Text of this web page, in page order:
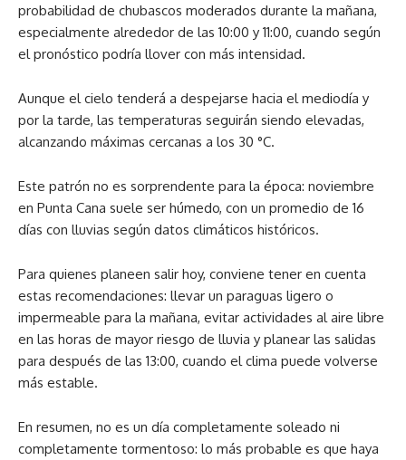
probabilidad de chubascos moderados durante la mañana,
especialmente alrededor de las 10:00 y 11:00, cuando según
el pronóstico podría llover con más intensidad.
Aunque el cielo tenderá a despejarse hacia el mediodía y
por la tarde, las temperaturas seguirán siendo elevadas,
alcanzando máximas cercanas a los 30 °C.
Este patrón no es sorprendente para la época: noviembre
en Punta Cana suele ser húmedo, con un promedio de 16
días con lluvias según datos climáticos históricos.
Para quienes planeen salir hoy, conviene tener en cuenta
estas recomendaciones: llevar un paraguas ligero o
impermeable para la mañana, evitar actividades al aire libre
en las horas de mayor riesgo de lluvia y planear las salidas
para después de las 13:00, cuando el clima puede volverse
más estable.
En resumen, no es un día completamente soleado ni
completamente tormentoso: lo más probable es que haya